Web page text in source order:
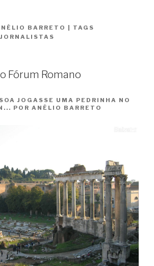
BARRETO
TAGS
Fórum Romano
JOGASSE UMA PEDRINHA NO
POR ANÉLIO BARRETO